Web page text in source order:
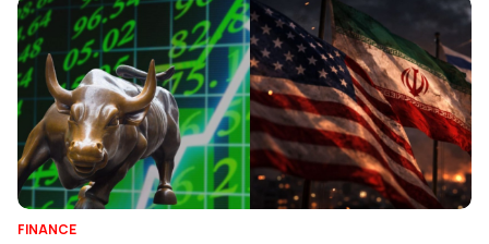
FINANCE